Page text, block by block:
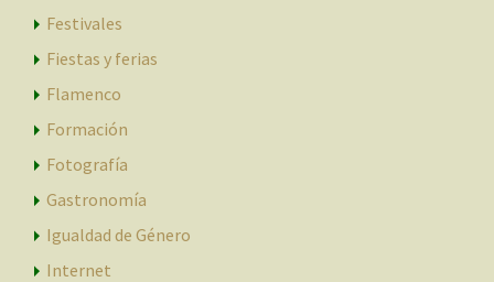
Festivales
Fiestas y ferias
Flamenco
Formación
Fotografía
Gastronomía
Igualdad de Género
Internet